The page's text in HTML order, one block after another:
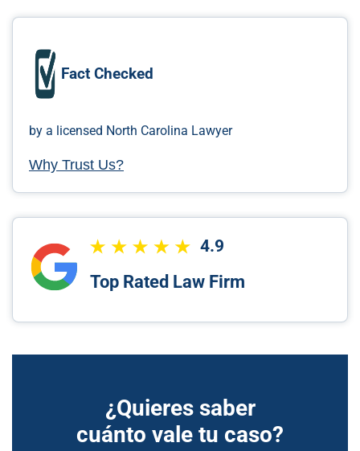
Fact Checked
by a licensed North Carolina Lawyer
Why Trust Us?
4.9
Top Rated Law Firm
¿Quieres saber
cuánto vale tu caso?